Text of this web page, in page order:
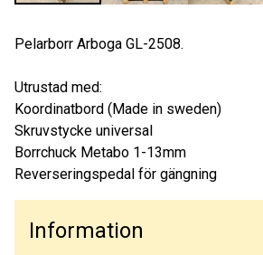
Pelarborr Arboga GL-2508.
Utrustad med:
Koordinatbord (Made in sweden)
Skruvstycke universal
Borrchuck Metabo 1-13mm
Reverseringspedal för gängning
Information